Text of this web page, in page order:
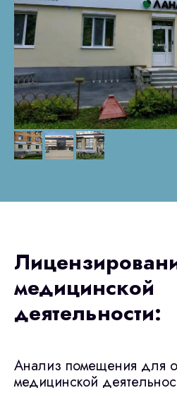
медицинской
деятельности:
Анализ помещения для
медицинской